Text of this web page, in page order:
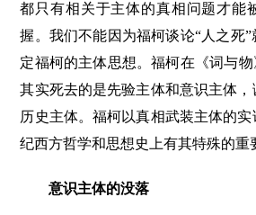
都只有相关于主体的真相问题才能
握。我们不能因为福柯谈论“人之死
定福柯的主体思想。福柯在《词与物
其实死去的是先验主体和意识主体
历史主体。福柯以真相武装主体的
纪西方哲学和思想史上有其特殊的重
意识主体的没落